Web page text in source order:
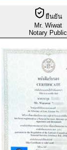
ยืนยัน
Mr. Wiwat
Notary Public